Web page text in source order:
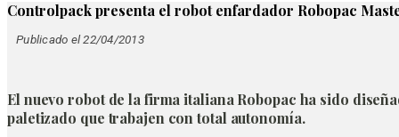
Controlpack presenta el robot enfardador Robopac
Publicado el 22/04/2013
El nuevo robot de la firma italiana Robopac ha sido
paletizado que trabajen con total autonomía.